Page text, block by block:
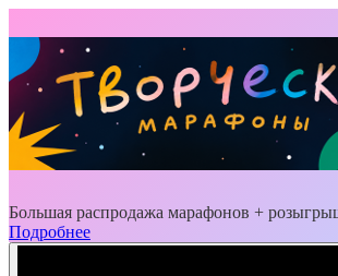
Большая распродажа марафонов +
Подробнее